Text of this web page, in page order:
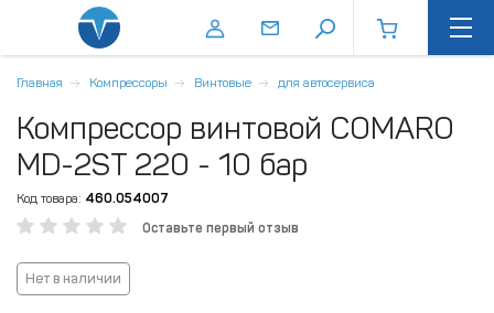
Главная Компрессоры Винтовые для автосервиса
Компрессор винтовой COMARO
MD-2ST 220 - 10 бар
Код товара: 460.054007
Оставьте первый отзыв
Нет в наличии